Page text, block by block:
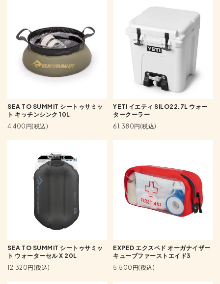
SEA TO SUMMIT シートゥサミッ
ト キッチンシンク 10L
4,400円(税込)
YETI イエティ SILO22.7L ウォー
タークーラー
61,380円(税込)
SEA TO SUMMIT シートゥサミッ
ト ウォーターセル X 20L
12,320円(税込)
EXPED エクスペド オーガナイザー
キューブファーストエイド3
5,500円(税込)